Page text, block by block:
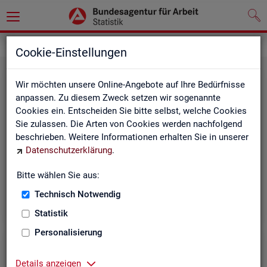
Cookie-Einstellungen
Wir möchten unsere Online-Angebote auf Ihre Bedürfnisse
anpassen. Zu diesem Zweck setzen wir sogenannte
Cookies ein. Entscheiden Sie bitte selbst, welche Cookies
Sie zulassen. Die Arten von Cookies werden nachfolgend
beschrieben. Weitere Informationen erhalten Sie in unserer
Datenschutzerklärung.
Bitte wählen Sie aus:
Technisch Notwendig
Statistik
Personalisierung
Details anzeigen
Ge­set­ze und Ver­ord­nun­gen
Die Gesetze und Verordnungen, die der Arbeit der
Statistik der BA zugrunde liegen, finden Sie hier.